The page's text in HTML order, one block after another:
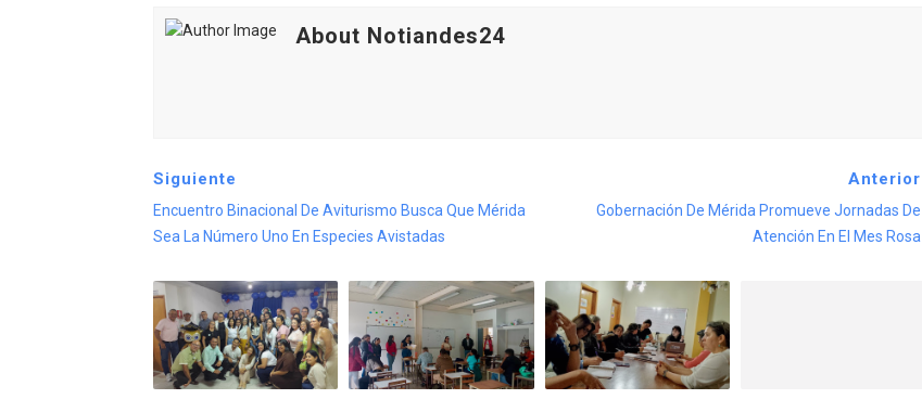
About Notiandes24
Siguiente
Encuentro Binacional De Aviturismo Busca Que Mérida
Sea La Número Uno En Especies Avistadas
Anterior
Gobernación De Mérida Promueve Jornadas De
Atención En El Mes Rosa